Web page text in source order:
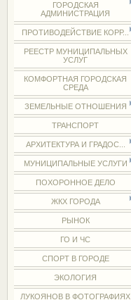
ГОРОДСКАЯ
АДМИНИСТРАЦИЯ
ПРОТИВОДЕЙСТВИЕ КОРР...
РЕЕСТР МУНИЦИПАЛЬНЫХ
УСЛУГ
КОМФОРТНАЯ ГОРОДСКАЯ
СРЕДА
ЗЕМЕЛЬНЫЕ ОТНОШЕНИЯ
ТРАНСПОРТ
АРХИТЕКТУРА И ГРАДОС...
МУНИЦИПАЛЬНЫЕ УСЛУГИ
ПОХОРОННОЕ ДЕЛО
ЖКХ ГОРОДА
РЫНОК
ГО И ЧС
СПОРТ В ГОРОДЕ
ЭКОЛОГИЯ
ЛУКОЯНОВ В ФОТОГРАФИЯХ